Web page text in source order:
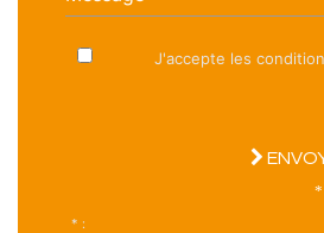
J'accepte les
*
* :